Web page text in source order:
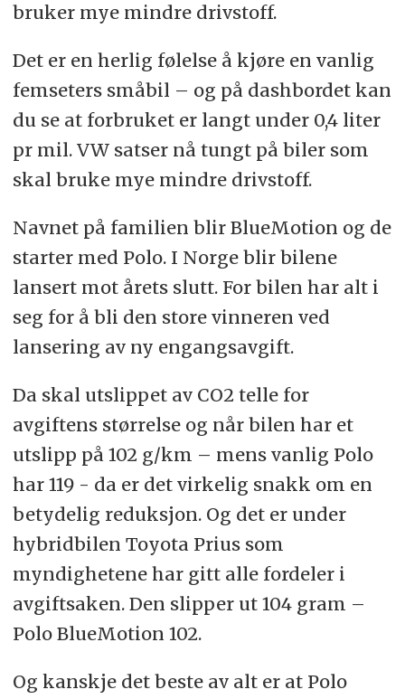
bruker mye mindre drivstoff.
Det er en herlig følelse å kjøre en vanlig
femseters småbil – og på dashbordet kan
du se at forbruket er langt under 0,4 liter
pr mil. VW satser nå tungt på biler som
skal bruke mye mindre drivstoff.
Navnet på familien blir BlueMotion og de
starter med Polo. I Norge blir bilene
lansert mot årets slutt. For bilen har alt i
seg for å bli den store vinneren ved
lansering av ny engangsavgift.
Da skal utslippet av CO2 telle for
avgiftens størrelse og når bilen har et
utslipp på 102 g/km – mens vanlig Polo
har 119 - da er det virkelig snakk om en
betydelig reduksjon. Og det er under
hybridbilen Toyota Prius som
myndighetene har gitt alle fordeler i
avgiftsaken. Den slipper ut 104 gram –
Polo BlueMotion 102.
Og kanskje det beste av alt er at Polo